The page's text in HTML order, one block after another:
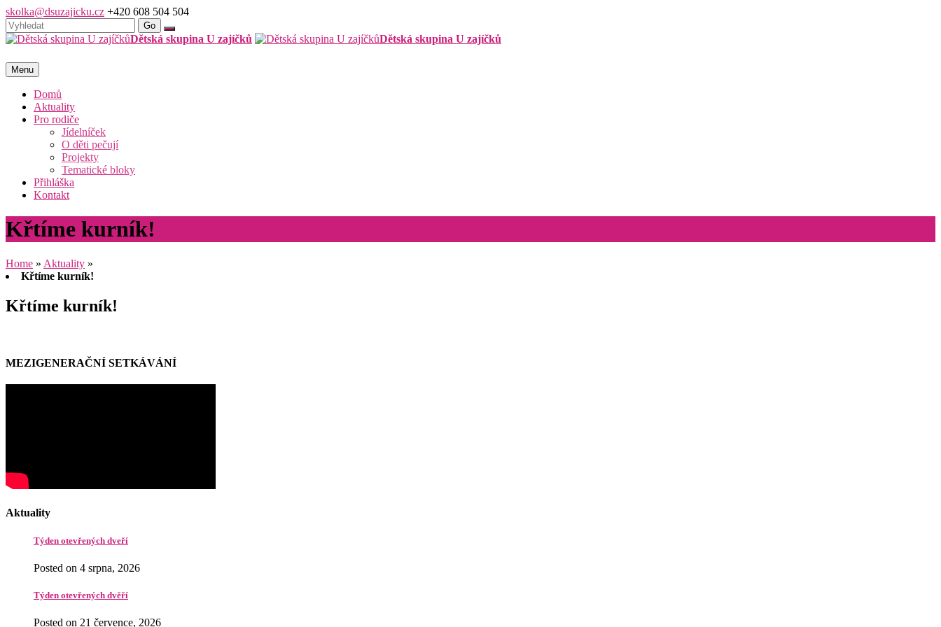
skolka@dsuzajicku.cz +420 608 504 504
Dětská skupina U zajíčků Dětská skupina U zajíčků
Menu
Domů
Aktuality
Pro rodiče
Jídelníček
O děti pečují
Projekty
Tematické bloky
Přihláška
Kontakt
Křtíme kurník!
Home » Aktuality »
Křtíme kurník!
Křtíme kurník!
MEZIGENERAČNÍ SETKÁVÁNÍ
Aktuality
Týden otevřených dveří
Posted on 4 srpna, 2026
Týden otevřených dvěří
Posted on 21 července, 2026